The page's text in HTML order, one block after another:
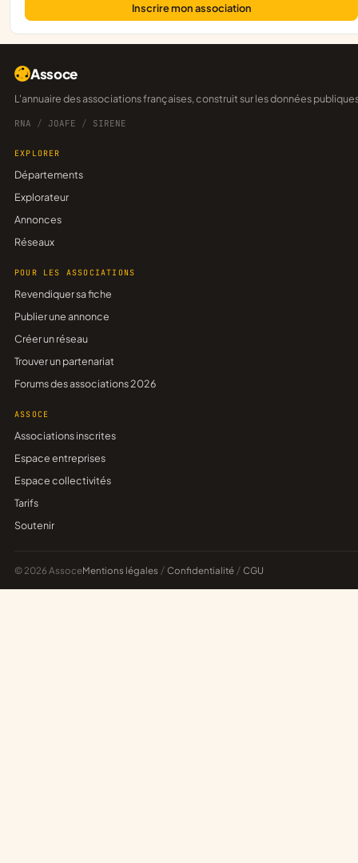
Inscrire mon association
Assoce
L'annuaire des associations françaises, construit sur les données
RNA / JOAFE / SIRENE
EXPLORER
Départements
Explorateur
Annonces
Réseaux
POUR LES ASSOCIATIONS
Revendiquer sa fiche
Publier une annonce
Créer un réseau
Trouver un partenariat
Forums des associations 2026
ASSOCE
Associations inscrites
Espace entreprises
Espace collectivités
Tarifs
Soutenir
© 2026 AssoceMentions légales / Confidentialité / CGU